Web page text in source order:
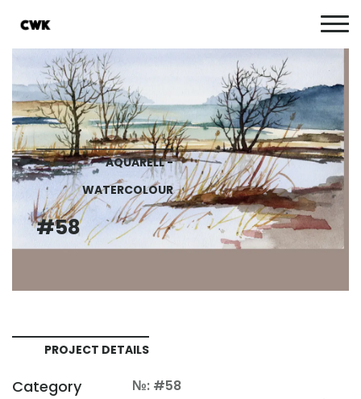
AQUARELL -
WATERCOLOUR
#58
PROJECT DETAILS
Category
№: #58